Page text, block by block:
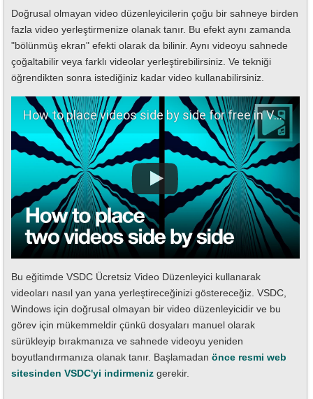
Doğrusal olmayan video düzenleyicilerin çoğu bir sahneye birden
fazla video yerleştirmenize olanak tanır. Bu efekt aynı zamanda
"bölünmüş ekran" efekti olarak da bilinir. Aynı videoyu sahnede
çoğaltabilir veya farklı videolar yerleştirebilirsiniz. Ve tekniği
öğrendikten sonra istediğiniz kadar video kullanabilirsiniz.
How to place videos side by side for free in VSDC
Bu eğitimde VSDC Ücretsiz Video Düzenleyici kullanarak
videoları nasıl yan yana yerleştireceğinizi göstereceğiz. VSDC,
Windows için doğrusal olmayan bir video düzenleyicidir ve bu
görev için mükemmeldir çünkü dosyaları manuel olarak
sürükleyip bırakmanıza ve sahnede videoyu yeniden
boyutlandırmanıza olanak tanır. Başlamadan önce resmi web
sitesinden VSDC'yi indirmeniz gerekir.